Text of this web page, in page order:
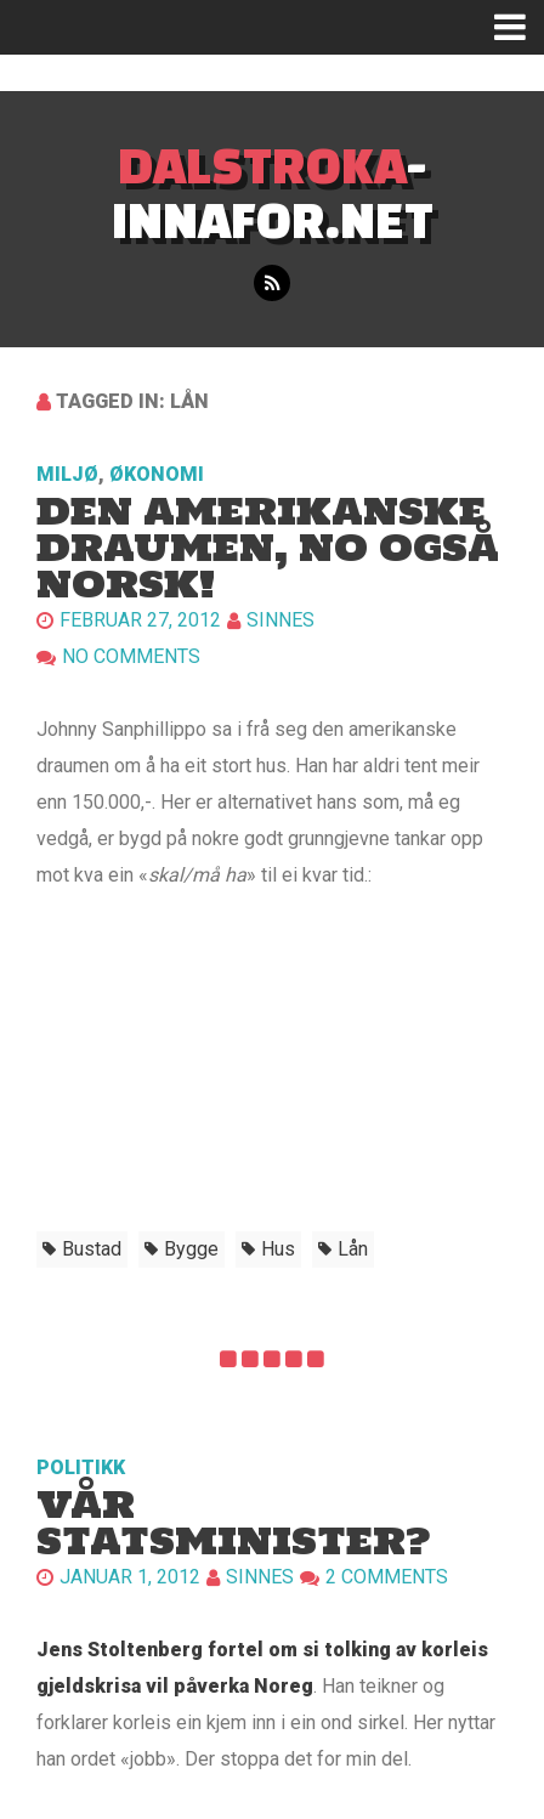
DALSTROKA-
INNAFOR.NET
TAGGED IN: LÅN
MILJØ, ØKONOMI
DEN AMERIKANSKE
DRAUMEN, NO OGSÅ
NORSK!
FEBRUAR 27, 2012
SINNES
NO COMMENTS
Johnny Sanphillippo sa i frå seg den amerikanske
draumen om å ha eit stort hus. Han har aldri tent meir
enn 150.000,-. Her er alternativet hans som, må eg
vedgå, er bygd på nokre godt grunngjevne tankar opp
mot kva ein «skal/må ha» til ei kvar tid.:
Bustad Bygge Hus Lån
POLITIKK
VÅR
STATSMINISTER?
JANUAR 1, 2012 SINNES 2 COMMENTS
Jens Stoltenberg fortel om si tolking av korleis
gjeldskrisa vil påverka Noreg. Han teikner og
forklarer korleis ein kjem inn i ein ond sirkel. Her nyttar
han ordet «jobb». Der stoppa det for min del.